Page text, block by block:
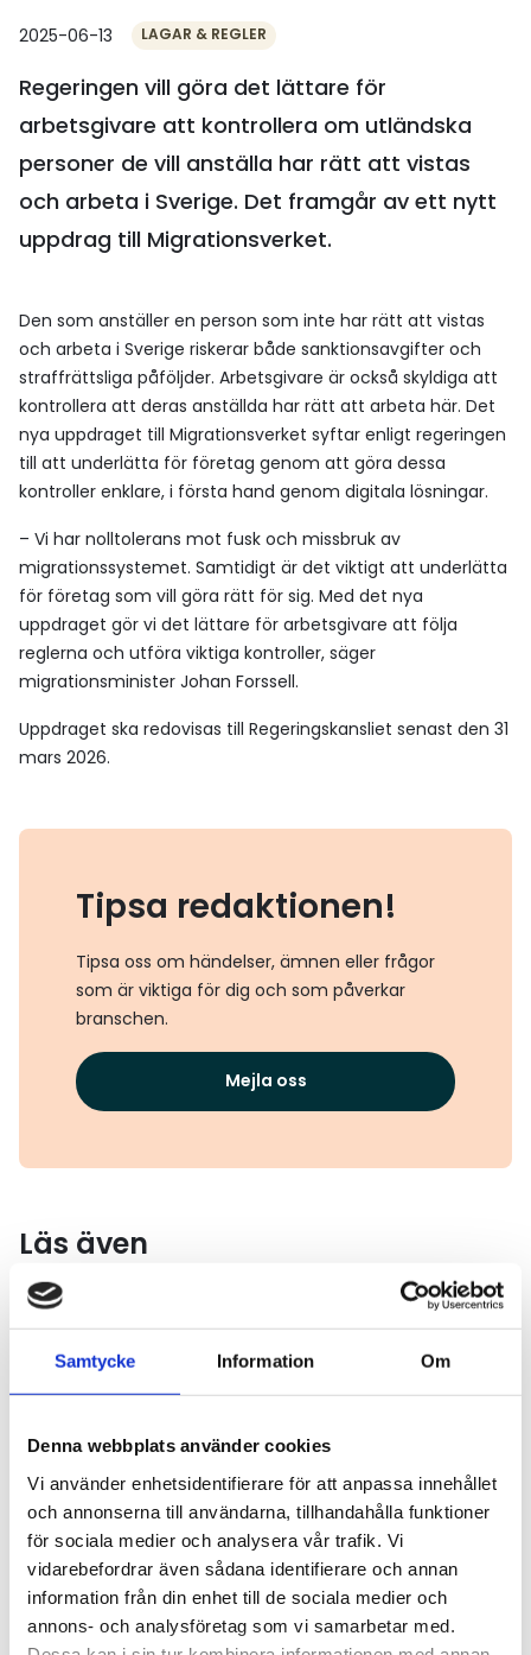
Samtycke Information Om
Denna webbplats använder cookies
Vi använder enhetsidentifierare för att anpassa innehållet
och annonserna till användarna, tillhandahålla funktioner
för sociala medier och analysera vår trafik. Vi
vidarebefordrar även sådana identifierare och annan
information från din enhet till de sociala medier och
annons- och analysföretag som vi samarbetar med.
2025-06-13 LAGAR & REGLER
Regeringen vill göra det lättare för
arbetsgivare att kontrollera om utländska
personer de vill anställa har rätt att vistas
och arbeta i Sverige. Det framgår av ett nytt
uppdrag till Migrationsverket.
Den som anställer en person som inte har rätt att vistas
och arbeta i Sverige riskerar både sanktionsavgifter och
straffrättsliga påföljder. Arbetsgivare är också skyldiga att
kontrollera att deras anställda har rätt att arbeta här. Det
nya uppdraget till Migrationsverket syftar enligt regeringen
till att underlätta för företag genom att göra dessa
kontroller enklare, i första hand genom digitala lösningar.
– Vi har nolltolerans mot fusk och missbruk av
migrationssystemet. Samtidigt är det viktigt att underlätta
för företag som vill göra rätt för sig. Med det nya
uppdraget gör vi det lättare för arbetsgivare att följa
reglerna och utföra viktiga kontroller, säger
migrationsminister Johan Forssell.
Uppdraget ska redovisas till Regeringskansliet senast den 31
mars 2026.
Tipsa redaktionen!
Tipsa oss om händelser, ämnen eller frågor
som är viktiga för dig och som påverkar
branschen.
Mejla oss
Läs även
INFRASTRUKTUR 2026-06-25
Läs mer